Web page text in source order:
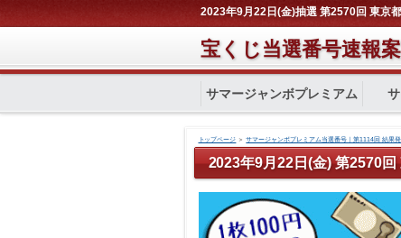
2023年9月22日(金)抽選 第2570回 東京
宝くじ当選番号速報
サマージャンボプレミアム
トップページ ＞サマージャンボプレミアム当選番号｜第1114回 結果
2023年9月22日(金) 第2570